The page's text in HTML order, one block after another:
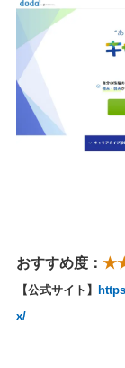
おすすめ度：
【公式サイト】
x/